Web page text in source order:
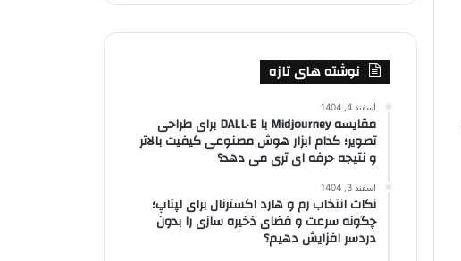
نوشته های تازه
اسفند 4, 1404
مقایسه Midjourney با DALL·E برای طراحی
تصویر؛ کدام ابزار هوش مصنوعی کیفیت بالاتر
و نتیجه حرفه ای تری می دهد؟
اسفند 3, 1404
نکات انتخاب رم و هارد اکسترنال برای لپتاپ؛
چگونه سرعت و فضای ذخیره سازی را بدون
دردسر افزایش دهیم؟